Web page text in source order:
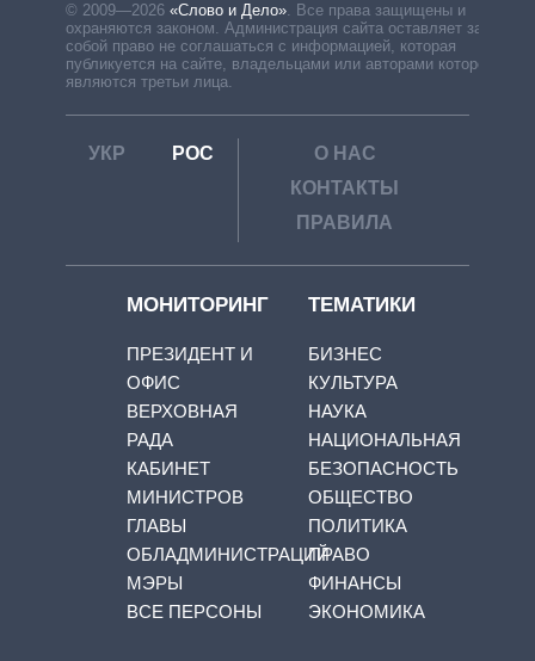
© 2009—2026 «Слово и Дело». Все права защищены и
охраняются законом. Администрация сайта оставляет за
собой право не соглашаться с информацией, которая
публикуется на сайте, владельцами или авторами которой
являются третьи лица.
УКР РОС
О НАС
КОНТАКТЫ
ПРАВИЛА
МОНИТОРИНГ
ПРЕЗИДЕНТ И
ОФИС
ВЕРХОВНАЯ
РАДА
КАБИНЕТ
МИНИСТРОВ
ГЛАВЫ
ОБЛАДМИНИСТРАЦИЙ
МЭРЫ
ВСЕ ПЕРСОНЫ
ТЕМАТИКИ
БИЗНЕС
КУЛЬТУРА
НАУКА
НАЦИОНАЛЬНАЯ
БЕЗОПАСНОСТЬ
ОБЩЕСТВО
ПОЛИТИКА
ПРАВО
ФИНАНСЫ
ЭКОНОМИКА